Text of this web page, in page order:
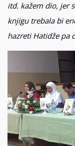
itd. kažem dio, jer
knjigu trebala bi
hazreti Hatidže pa